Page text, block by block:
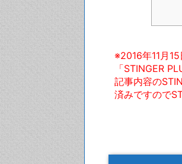
※2016年11月
「STINGER
記事内容の
済みですので